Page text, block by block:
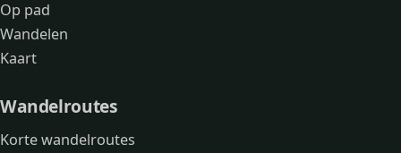
Op pad
Wandelen
Kaart
Wandelroutes
Korte wandelroutes